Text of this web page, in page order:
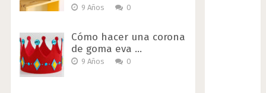
9 Años 0
Cómo hacer una corona
de goma eva …
9 Años 0